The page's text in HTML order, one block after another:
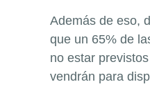
Además de eso,
que un 65% de
no estar
vendrán para